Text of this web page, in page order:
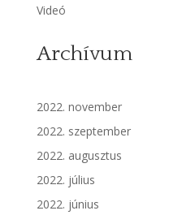
Videó
Archívum
2022. november
2022. szeptember
2022. augusztus
2022. július
2022. június